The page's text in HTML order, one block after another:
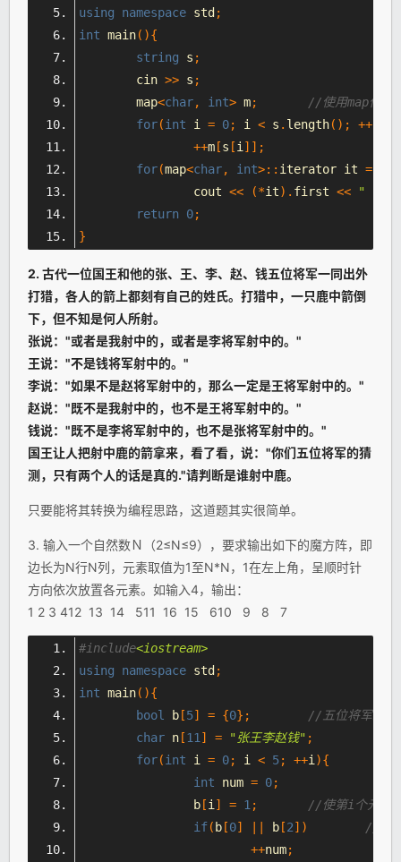
using
namespace std ;
int main(){
string s ;
	cin
>> s ;
	map
<char, int> m;
//使用map作为
for(int i = 0; i < s . length(); ++
++m [s [i ]];
for(map<char, int>:: iterator it =
		cout
<< (*it). first << " "
return 0;
}
2. 古代一位国王和他的张、王、李、赵、钱五位将军一同出外
打猎，各人的箭上都刻有自己的姓氏。打猎中，一只鹿中箭倒
下，但不知是何人所射。
张说："或者是我射中的，或者是李将军射中的。"
王说："不是钱将军射中的。"
李说："如果不是赵将军射中的，那么一定是王将军射中的。"
赵说："既不是我射中的，也不是王将军射中的。"
钱说："既不是李将军射中的，也不是张将军射中的。"
国王让人把射中鹿的箭拿来，看了看，说："你们五位将军的猜
测，只有两个人的话是真的."请判断是谁射中鹿。
只要能将其转换为编程思路，这道题其实很简单。
3. 输入一个自然数Ｎ（2≤N≤9），要求输出如下的魔方阵，即
边长为N行N列，元素取值为1至N*N，1在左上角，呈顺时针
方向依次放置各元素。如输入4，输出：
1 2 3 412 13 14 511 16 15 610 9 8 7
#include<iostream>
using
namespace std ;
int main(){
bool
b [5] = {0};
//五位将军射
char n [11 ] = "张王李赵钱" ;
for(int i = 0; i < 5; ++i ){
int num = 0;
		b
[i ] = 1 ;
//使第i个元素
if( b [0] b [2])
//五
++num;